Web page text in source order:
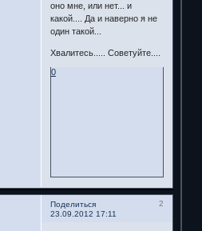
оно мне, или нет... и
какой.... Да и наверно я не
один такой...
Хвалитесь..... Советуйте....
0
Поделиться
2
23.09.2012 17:11